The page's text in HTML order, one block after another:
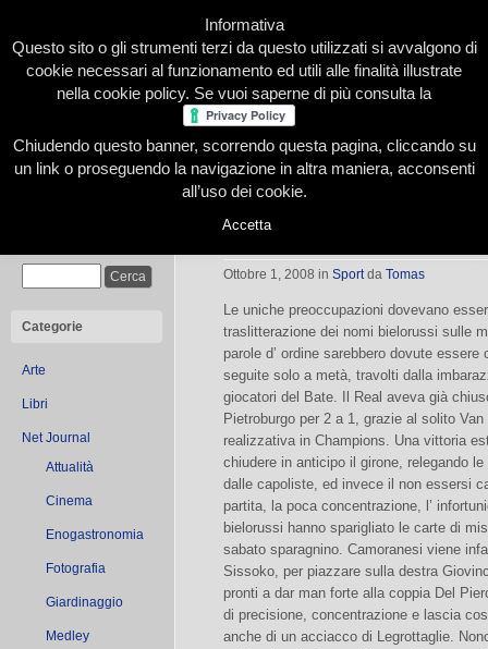
Home Presentazione Redazione Le nostre firme
Categorie
Arte
Libri
Net Journal
Attualità
Cinema
Enogastronomia
Fotografia
Giardinaggio
Medley
Bate Borisov-Juve 2-2: Sveglia
Ottobre 1, 2008 in Sportda Tomas
Le uniche preoccupazioni dovevano
traslitterazione dei nomi bielorussi sulle
parole d’ ordine sarebbero dovute
seguite solo a metà, travolti dalla
giocatori del Bate. Il Real aveva già
Pietroburgo per 2 a 1, grazie al solito
realizzativa in Champions. Una vittoria
chiudere in anticipo il girone, relegando
dalle capoliste, ed invece il non essersi
partita, la poca concentrazione, l’
bielorussi hanno sparigliato le carte di
sabato sparagnino. Camoranesi viene
Sissoko, per piazzare sulla destra
pronti a dar man forte alla coppia Del
di precisione, concentrazione e lascia
anche di un acciacco di Legrottaglie.
Informativa
Questo sito o gli strumenti terzi da questo utilizzati si avvalgono di
cookie necessari al funzionamento ed utili alle finalità illustrate
nella cookie policy. Se vuoi saperne di più consulta la
Chiudendo questo banner, scorrendo questa pagina, cliccando su
un link o proseguendo la navigazione in altra maniera, acconsenti
all’uso dei cookie.
Accetta